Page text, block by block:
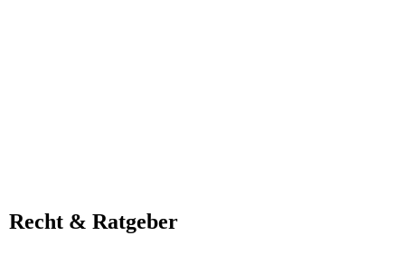
Recht & Ratgeber